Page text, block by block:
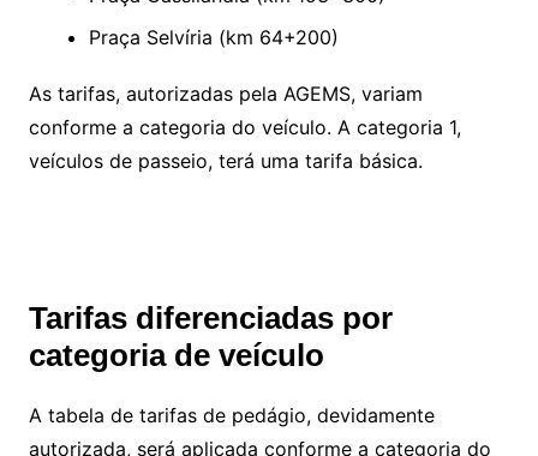
Praça Selvíria (km 64+200)
As tarifas, autorizadas pela AGEMS, variam
conforme a categoria do veículo. A categoria 1,
veículos de passeio, terá uma tarifa básica.
Tarifas diferenciadas por
categoria de veículo
A tabela de tarifas de pedágio, devidamente
autorizada, será aplicada conforme a categoria do